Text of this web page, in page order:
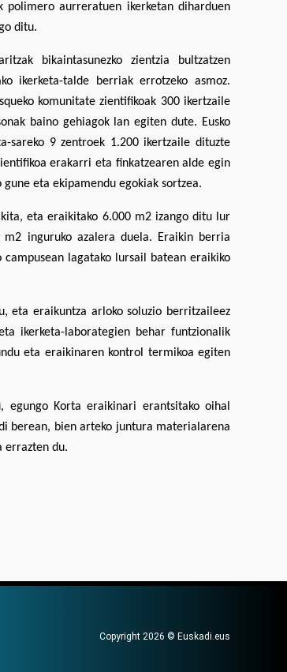
aurreratuen ikerketan diharduen
ditu.
bikaintasunezko zientzia bultzatzen
ikerketa-talde berriak errotzeko asmoz.
komunitate zientifikoak 300 ikertzaile
baino gehiagok lan egiten dute. Eusko
sareko 9 zentroek 1.200 ikertzaile dituzte
erakarri eta finkatzearen alde egin
eta ekipamendu egokiak sortzea.
eta eraikitako 6.000 m2 izango ditu lur
inguruko azalera duela. Eraikin berria
lagatako lursail batean eraikiko
eta eraikuntza arloko soluzio berritzaileez
ikerketa-laborategien behar funtzionalik
eta eraikinaren kontrol termikoa egiten
egungo Korta eraikinari erantsitako oihal
berean, bien arteko juntura materialarena
errazten du.
Copyright 2026 © Euskadi.eus